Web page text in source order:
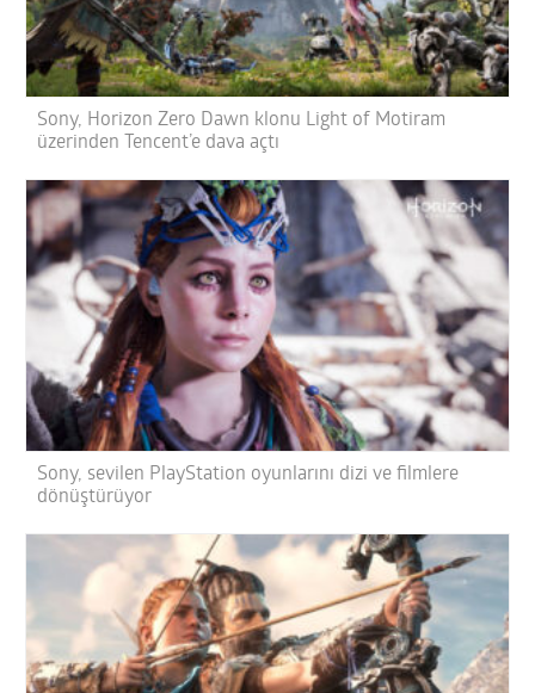
Sony, Horizon Zero Dawn klonu Light of Motiram
üzerinden Tencent’e dava açtı
Sony, sevilen PlayStation oyunlarını dizi ve filmlere
dönüştürüyor